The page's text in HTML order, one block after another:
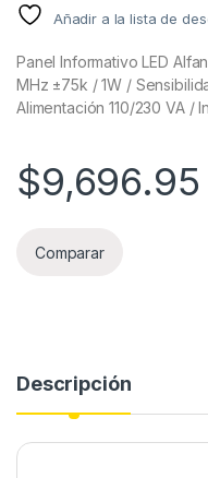
Añadir a la lista de
Panel Informativo LED
MHz ±75k / 1W /
Alimentación 110/230 VA /
$9,696.95
Comparar
Descripción